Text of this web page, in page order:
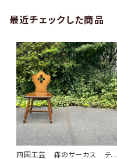
最近チェックした商品
四国工芸 森のサーカス チェ